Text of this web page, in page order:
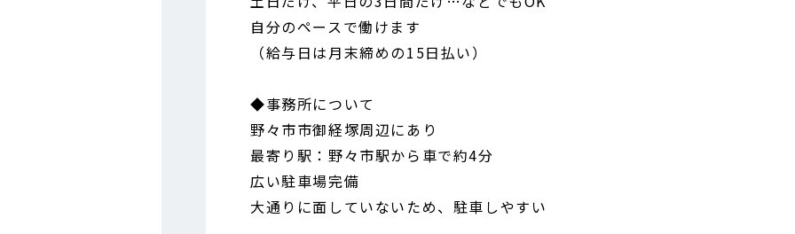
自分のペースで働けます
（給与日は月末締めの15日払い）
◆事務所について
野々市市御経塚周辺にあり
最寄り駅：野々市駅から車で約4分
広い駐車場完備
大通りに面していないため、駐車しやすい